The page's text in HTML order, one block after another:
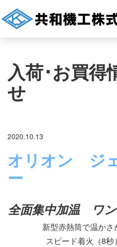
入荷･お買得
せ
2020.10.13
オリオン ジ
ー
全面集中加温 ワ
新型赤熱筒で温かさ
スピード着火（8秒